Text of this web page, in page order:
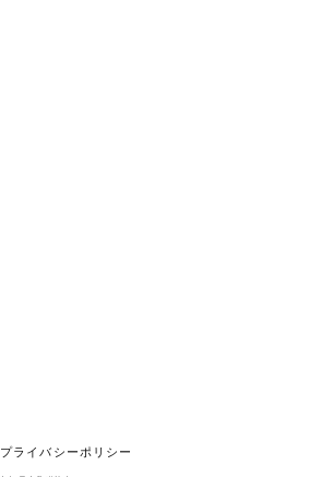
プライバシーポリシー